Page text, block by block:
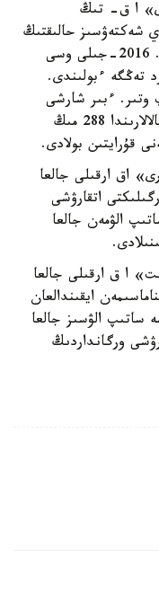
ا ق- تىڭ
شەكتەۋسىز حالىقتىڭ
كەز كەلگەن ساناتىنا جۇزەگە اسىرىلادى. 2016-جىلى وسى
قوردان 97 ميلليارد تەڭگە ءبولىندى.
وتىر. ءبىر شارشى
مەتردىڭ ساتۋ قۇنى استانا مەن الماتى قالالارىندا 288 مىڭ
اق ارقىلى جالعا
اتقارۋشى
الۋمەن جالعا
ا ق ارقىلى جالعا
ايقىندالعان
ساتىپ الۋسىز جالعا
ورگانداردىڭ